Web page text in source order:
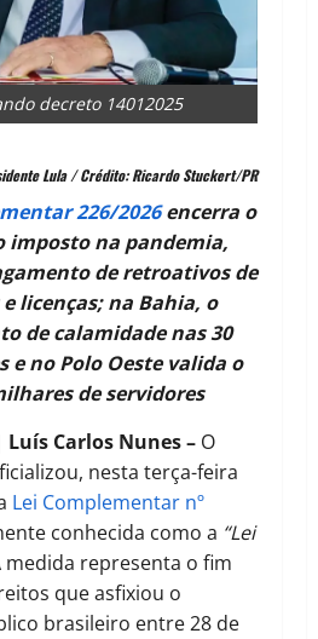
decreto 14012025
Lula / Crédito: Ricardo Stuckert/PR
226/2026encerra o
imposto na pandemia,
de retroativos de
licenças; na Bahia, o
de calamidade nas 30
e no Polo Oeste valida o
de servidores
Carlos Nunes – O
nesta terça-feira
Lei Complementar nº
conhecida como a “Lei
medida representa o fim
que asfixiou o
brasileiro entre 28 de